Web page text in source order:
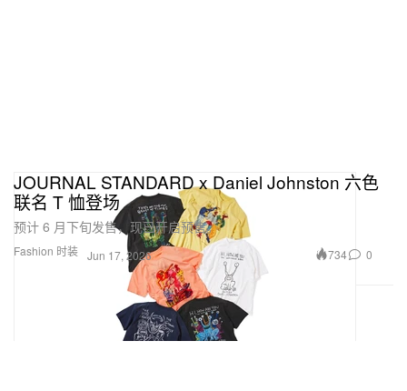
Fashion 时装
JOURNAL STANDARD x Daniel Johnston 六色
联名 T 恤登场
预计 6 月下旬发售，现已开启预售。
Jun 17, 2026 734 0